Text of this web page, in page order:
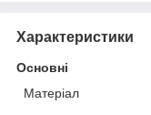
Характеристики
Основні
Матеріал